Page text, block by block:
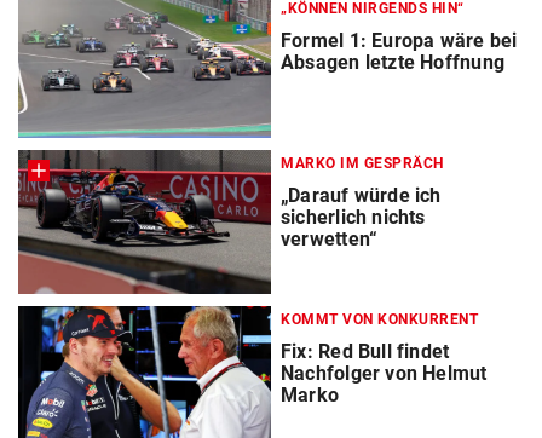
„KÖNNEN NIRGENDS HIN“
Formel 1: Europa wäre bei
Absagen letzte Hoffnung
MARKO IM GESPRÄCH
„Darauf würde ich
sicherlich nichts
verwetten“
KOMMT VON KONKURRENT
Fix: Red Bull findet
Nachfolger von Helmut
Marko